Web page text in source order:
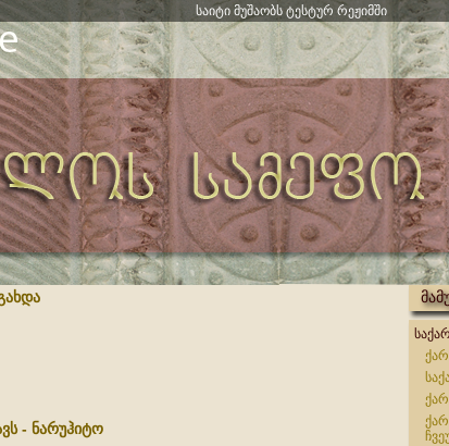
საიტი მუშაობს ტესტურ რეჟიმში
- ნარუჰიტო